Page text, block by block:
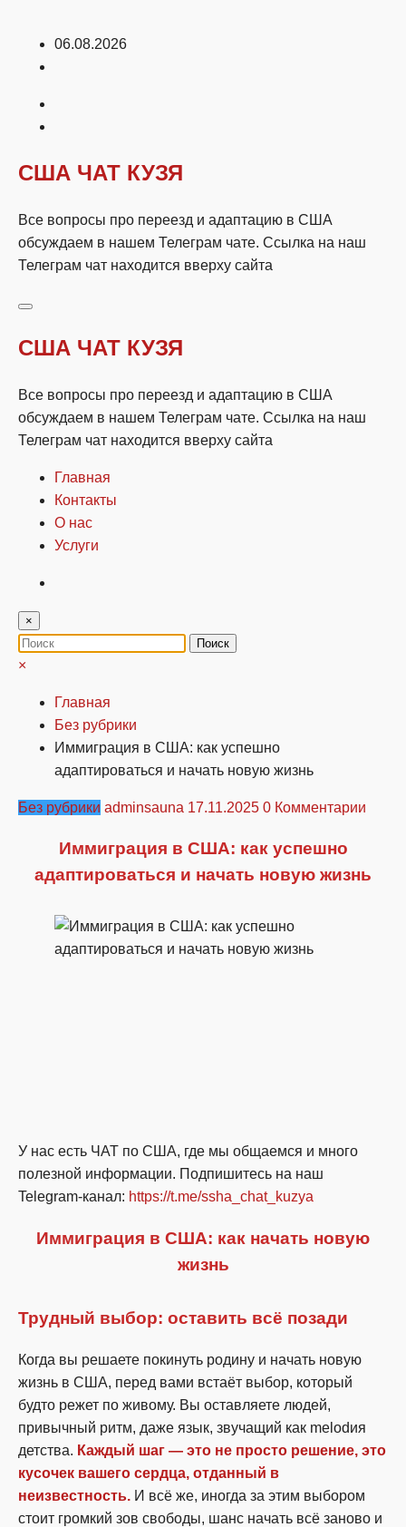
Перейти06.08.2026
США ЧАТ КУЗЯ
Все вопросы про переезд и адаптацию в США
обсуждаем в нашем Телеграм чате. Ссылка на наш
Телеграм чат находится вверху сайта
США ЧАТ КУЗЯ
Все вопросы про переезд и адаптацию в США
обсуждаем в нашем Телеграм чате. Ссылка на наш
Телеграм чат находится вверху сайта
Главная
Контакты
О нас
Услуги
×
×
Главная
Без рубрики
Иммиграция в США: как успешно
адаптироваться и начать новую жизнь
Без рубрики adminsauna 17.11.2025 0 Комментарии
Иммиграция в США: как успешно
адаптироваться и начать новую жизнь
У нас есть ЧАТ по США, где мы общаемся и много
полезной информации. Подпишитесь на наш
Telegram-канал: https://t.me/ssha_chat_kuzya
Иммиграция в США: как начать новую
жизнь
Трудный выбор: оставить всё позади
Когда вы решаете покинуть родину и начать новую
жизнь в США, перед вами встаёт выбор, который
будто режет по живому. Вы оставляете людей,
привычный ритм, даже язык, звучащий как melodия
детства. Каждый шаг — это не просто решение, это
кусочек вашего сердца, отданный в
неизвестность. И всё же, иногда за этим выбором
стоит громкий зов свободы, шанс начать всё заново и